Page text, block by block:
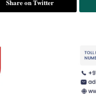
Share on Twitter